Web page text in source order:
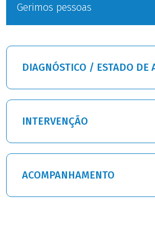
Gerimos pessoas
DIAGNÓSTICO / ESTADO DE
INTERVENÇÃO
ACOMPANHAMENTO